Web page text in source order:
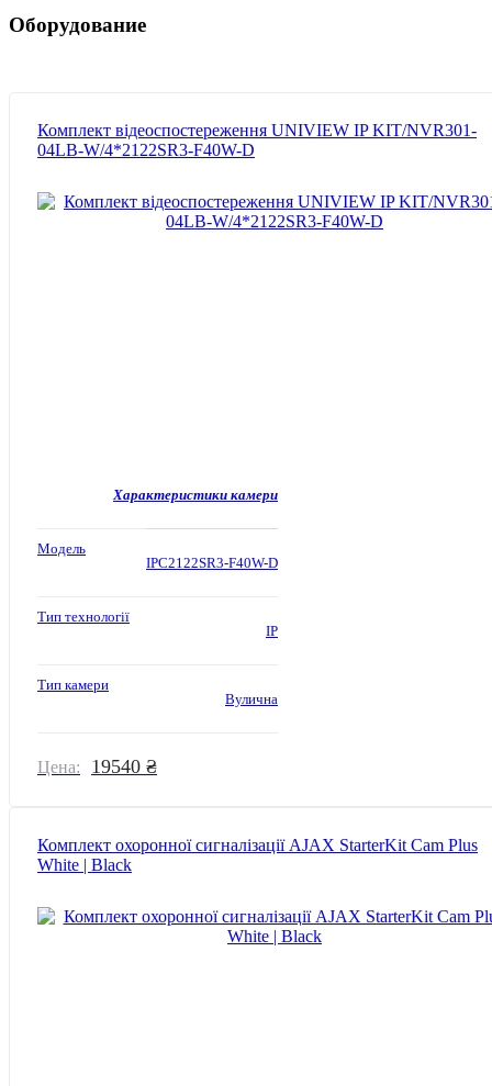
Оборудование
Комплект відеоспостереження UNIVIEW IP KIT/NVR301-
04LB-W/4*2122SR3-F40W-D
Характеристики камери
Модель
IPC2122SR3-F40W-D
Тип технології
IP
Тип камери
Вулична
Цена: 19540 ₴
Комплект охоронної сигналізації AJAX StarterKit Cam Plus
White | Black